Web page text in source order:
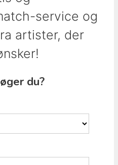
service og
artister, der
du?